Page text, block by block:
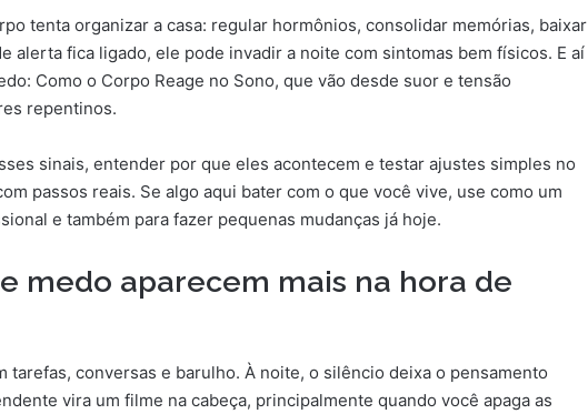
tenta organizar a casa: regular hormônios, consolidar memórias, baixar
alerta fica ligado, ele pode invadir a noite com sintomas bem físicos. E aí
Como o Corpo Reage no Sono, que vão desde suor e tensão
repentinos.
sinais, entender por que eles acontecem e testar ajustes simples no
passos reais. Se algo aqui bater com o que você vive, use como um
e também para fazer pequenas mudanças já hoje.
medo aparecem mais na hora de
tarefas, conversas e barulho. À noite, o silêncio deixa o pensamento
vira um filme na cabeça, principalmente quando você apaga as